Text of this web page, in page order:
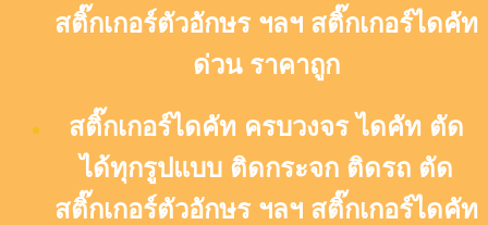
สติ๊กเกอร์ตัวอักษร ฯลฯ สติ๊กเกอร์ไดคัท
ด่วน ราคาถูก
สติ๊กเกอร์ไดคัท ครบวงจร ไดคัท ตัด
ได้ทุกรูปแบบ ติดกระจก ติดรถ ตัด
สติ๊กเกอร์ตัวอักษร ฯลฯ สติ๊กเกอร์ไดคัท